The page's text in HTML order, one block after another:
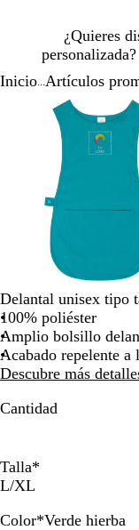
¿Quieres
personalizada?
1
Inicio Artículos
Imagen
hasta
mínimo
clic
para
Utiliza
las
teclas
de
menos
alejar
y
para
Diapositiva
Delantal unisex tipo
100% poliéster
Amplio bolsillo
Acabado repelente a
Descubre más
Cantidad
Talla*
L/XL
Color*Verde hierba